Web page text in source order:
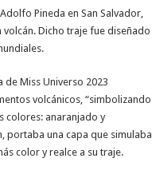
Pineda en San Salvador,
volcán. Dicho traje fue diseñado
de Miss Universo 2023
volcánicos, “simbolizando
colores: anaranjado y
portaba una capa que simulaba
color y realce a su traje.